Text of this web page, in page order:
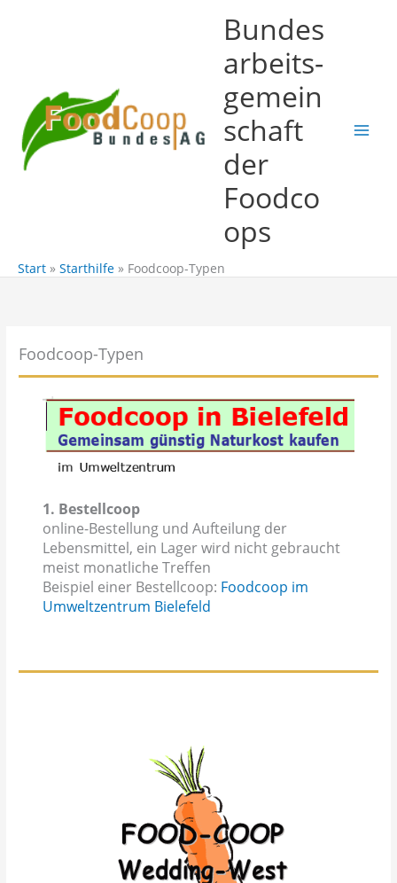
Bundes
arbeits-
gemein
schaft
der
Foodco
ops
Start Starthilfe Foodcoop-Typen
Foodcoop-Typen
1. Bestellcoop
online-Bestellung und Aufteilung der
Lebensmittel, ein Lager wird nicht gebraucht
meist monatliche Treffen
Beispiel einer Bestellcoop: Foodcoop im
Umweltzentrum Bielefeld